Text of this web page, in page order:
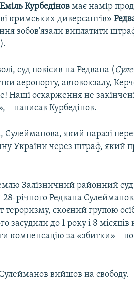
Еміль Курбедінов має намір
кримських диверсантів»
зобов'язали виплатити
суд повісив на Редвана (
аеропорту, автовокзалу,
Наші оскарження не
– написав Курбедінов.
Сулейманова, який наразі
України через штраф, який
Залізничний районний суд
річного Редвана
тероризму, скоєний групою
засудили до 1 року і 8
компенсацію за «збитки» –
вийшов на свободу.